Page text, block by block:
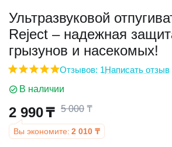
Ультразвуковой
Reject – надежная
грызунов и насекомых!
Отзывов: 1Написать отзыв
В наличии
2 990₸ 5 000 ₸
Вы экономите: 2 010 ₸